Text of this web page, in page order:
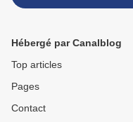
TOMATES
Hébergé par Canalblog
Top articles
Pages
Contact